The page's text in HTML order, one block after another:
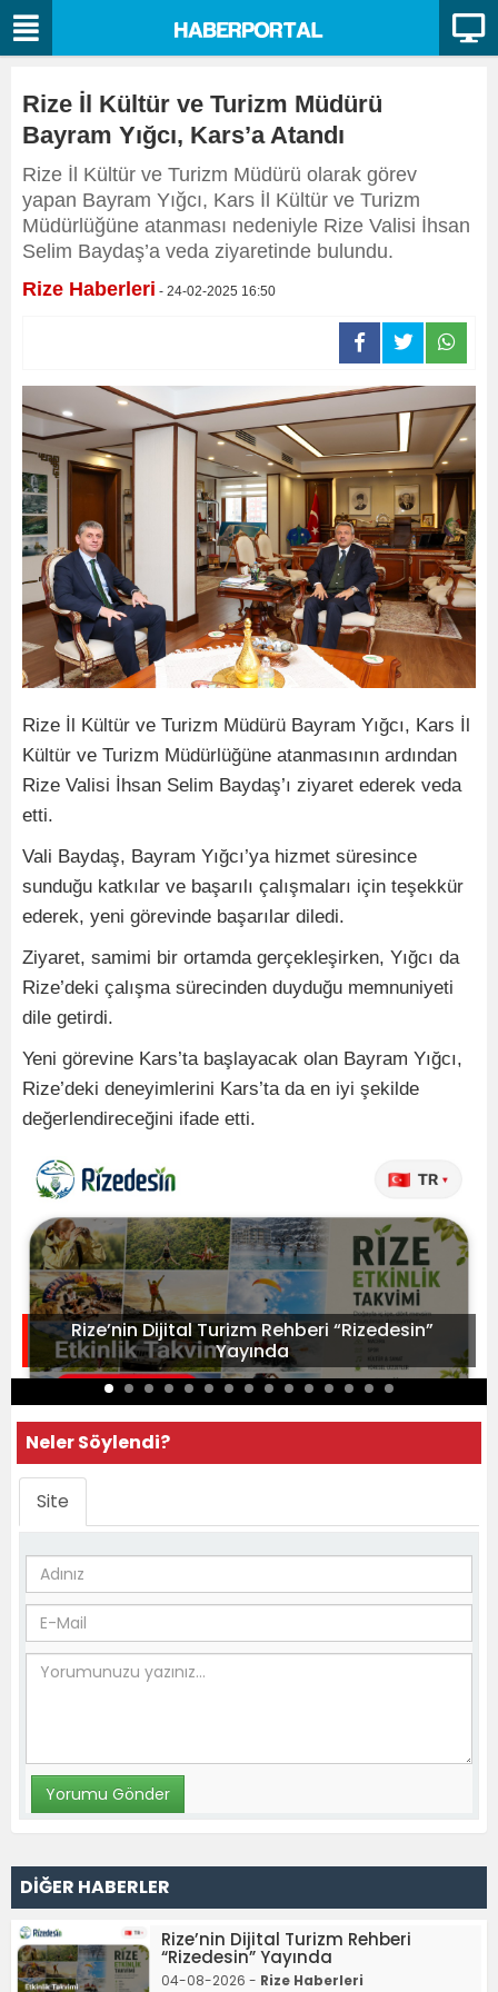
Rize İl Kültür ve Turizm Müdürü
Bayram Yığcı, Kars’a Atandı
Rize İl Kültür ve Turizm Müdürü olarak görev
yapan Bayram Yığcı, Kars İl Kültür ve Turizm
Müdürlüğüne atanması nedeniyle Rize Valisi İhsan
Selim Baydaş’a veda ziyaretinde bulundu.
Rize Haberleri - 24-02-2025 16:50
Rize İl Kültür ve Turizm Müdürü Bayram Yığcı, Kars İl
Kültür ve Turizm Müdürlüğüne atanmasının ardından
Rize Valisi İhsan Selim Baydaş’ı ziyaret ederek veda
etti.
Vali Baydaş, Bayram Yığcı’ya hizmet süresince
sunduğu katkılar ve başarılı çalışmaları için teşekkür
ederek, yeni görevinde başarılar diledi.
Ziyaret, samimi bir ortamda gerçekleşirken, Yığcı da
Rize’deki çalışma sürecinden duyduğu memnuniyeti
dile getirdi.
Yeni görevine Kars’ta başlayacak olan Bayram Yığcı,
Rize’deki deneyimlerini Kars’ta da en iyi şekilde
değerlendireceğini ifade etti.
Rize’nin Dijital Turizm Rehberi “Rizedesin”
Yayında
Neler Söylendi?
Site
DİĞER HABERLER
Rize’nin Dijital Turizm Rehberi
“Rizedesin” Yayında
04-08-2026 - Rize Haberleri